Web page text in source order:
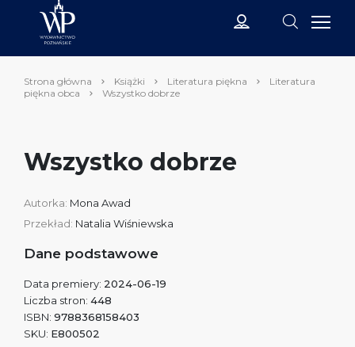
Strona główna Książki Literatura piękna
Literatura
piękna obca
Wszystko dobrze
Wszystko dobrze
Autorka: Mona Awad
Przekład: Natalia Wiśniewska
Dane podstawowe
Data premiery: 2024-06-19
Liczba stron: 448
ISBN: 9788368158403
SKU: E800502